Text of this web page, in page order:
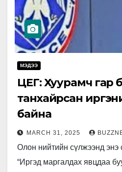
МЭДЭЭ
ЦЕГ: Хуурамч гар
танхайрсан
байна
MARCH 31, 2025
Олон нийтийн сүлжээнд
“Иргэд маргалдах явцдаа